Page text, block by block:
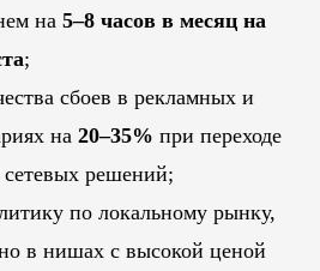
на 5–8 часов в месяц на
;
сбоев в рекламных и
на 20–35% при переходе
сетевых решений;
по локальному рынку,
в нишах с высокой ценой